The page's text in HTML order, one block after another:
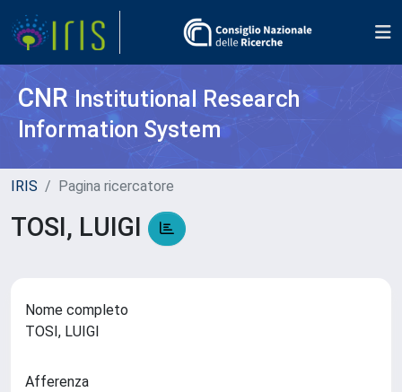
CNR Institutional Research
Information System
IRIS Pagina ricercatore
TOSI, LUIGI
Nome completo
TOSI, LUIGI
Afferenza